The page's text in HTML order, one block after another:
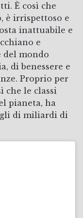
È così che
è irrispettoso e
inattuabile e
e
del mondo
di benessere e
Proprio per
che le classi
pianeta, ha
di miliardi di